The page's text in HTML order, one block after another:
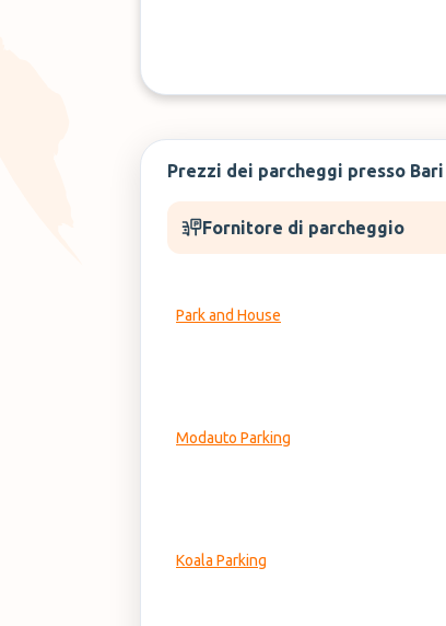
Prezzi dei parcheggi presso Bari
Fornitore di parcheggio
Park and House
Modauto Parking
Koala Parking